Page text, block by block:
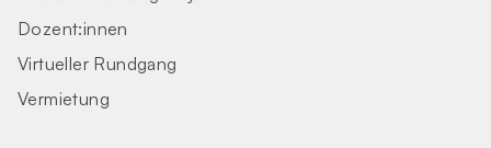
Dozent:innen
Virtueller Rundgang
Vermietung